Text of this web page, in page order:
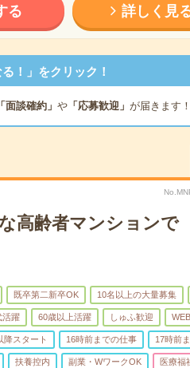
る 詳しく見
！」をクリック！
「面談確約」 や「応募歓迎」 が届きます！
高齢者マンションで
既卒第二新卒OK 10名以上の大量募集
活躍 60歳以上活躍 しゅふ歓迎
降スタート 16時前までの仕事 17時前
扶養控内 副業・WワークOK 医療福